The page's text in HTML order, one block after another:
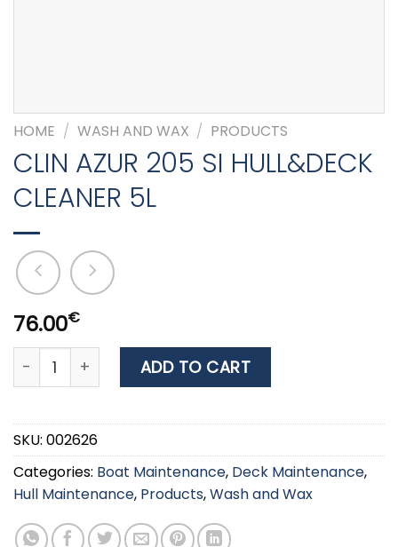
HOME / WASH AND WAX / PRODUCTS
CLIN AZUR 205 SI HULL&DECK
CLEANER 5L
76.00€
CLIN AZUR 205 SI HULL&DECK CLEANER 5L quantity
ADD TO CART
SKU: 002626
Categories: Boat Maintenance, Deck Maintenance,
Hull Maintenance, Products,Wash and Wax